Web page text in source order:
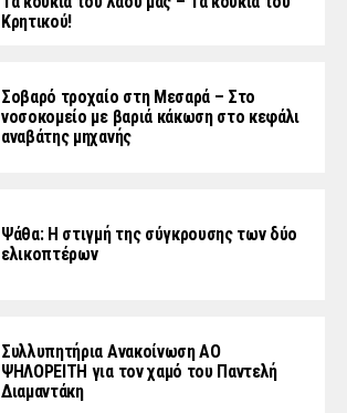
Κρητικού!
Σοβαρό τροχαίο στη Μεσαρά – Στο
νοσοκομείο με βαριά κάκωση στο κεφάλι
αναβάτης μηχανής
Ψάθα: Η στιγμή της σύγκρουσης των δύο
ελικοπτέρων
Συλλυπητήρια Ανακοίνωση ΑΟ
ΨΗΛΟΡΕΙΤΗ για τον χαμό του Παντελή
Διαμαντάκη